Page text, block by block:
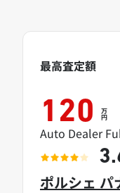
ポルシェ パ
最高査定額
120 万
円
Auto Dealer